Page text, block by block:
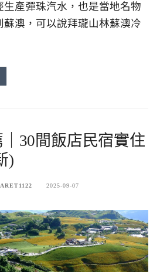
生產彈珠汽水，也是當地名物
蘇澳，可以說拜瓏山林蘇澳冷
30間飯店民宿實住
)
2025-09-07